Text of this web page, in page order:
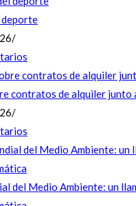
deporte
/
contratos de alquiler junto
/
del Medio Ambiente: un